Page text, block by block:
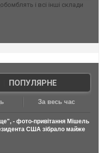
і всі інші склади
ПОПУЛЯРНЕ
За весь час
- фото-привітання Мішель
США зібрало майже